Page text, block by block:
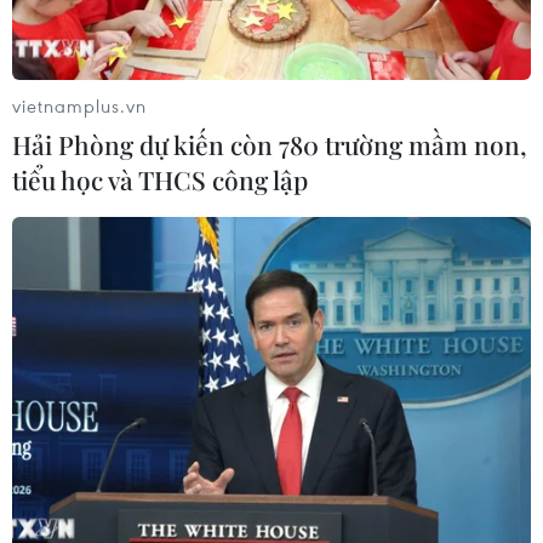
Cảnh báo lũ trên lưu vực sông Thao
tại trạm Yên Bái
07/08/2026 11:51
Gỡ khó khăn triển khai dự án trọng
điểm quốc gia hồ Ka Pét
07/08/2026 11:24
Indonesia nỗ lực khống chế cháy
rừng tại Vườn Quốc gia Núi Bromo
07/08/2026 10:56
vietnamplus.vn
Hải Phòng dự kiến còn 780 trường mầm non,
tiểu học và THCS công lập